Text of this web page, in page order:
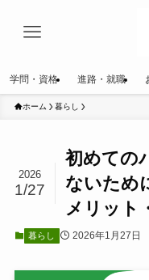
学問・資格 進路・就職
ホーム 暮らし
初めての
ないため
メリット
2026
1/27
暮らし 2026年1月27日